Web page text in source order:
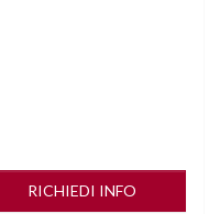
RICHIEDI INFO